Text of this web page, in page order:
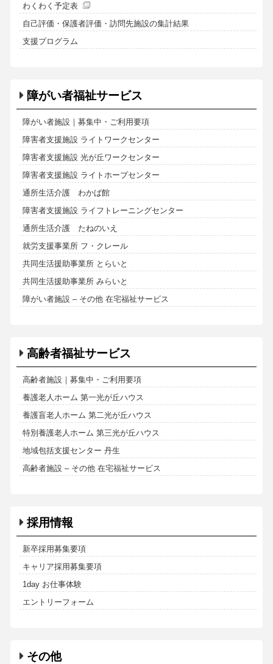
わくわく予定表
自己評価・保護者評価・訪問先施設の集計結果
支援プログラム
障がい者福祉サービス
障がい者施設｜募集中・ご利用要項
障害者支援施設 ライトワークセンター
障害者支援施設 光が丘ワークセンター
障害者支援施設 ライトホープセンター
通所生活介護 わかば館
障害者支援施設 ライフトレーニングセンター
通所生活介護 たねのいえ
就労支援事業所 フ・クレール
共同生活援助事業所 とらいと
共同生活援助事業所 みらいと
障がい者施設 – その他 在宅福祉サービス
高齢者福祉サービス
高齢者施設｜募集中・ご利用要項
養護老人ホーム 第一光が丘ハウス
養護盲老人ホーム 第二光が丘ハウス
特別養護老人ホーム 第三光が丘ハウス
地域包括支援センター 丹生
高齢者施設 – その他 在宅福祉サービス
採用情報
新卒採用募集要項
キャリア採用募集要項
1day お仕事体験
エントリーフォーム
その他